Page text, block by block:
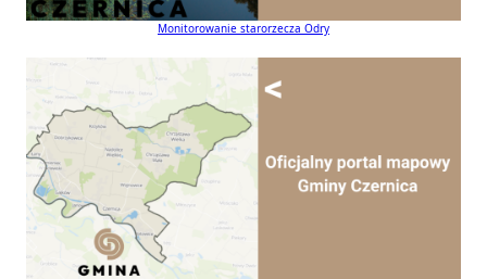
Monitorowanie starorzecza Odry